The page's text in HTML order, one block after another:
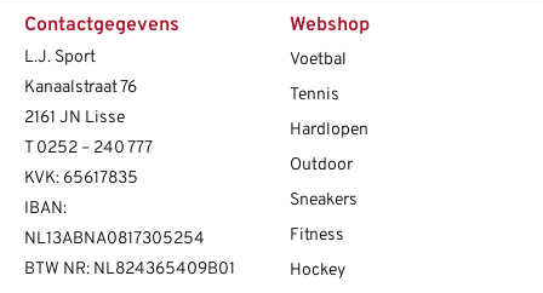
Contactgegevens
L.J. Sport
Kanaalstraat 76
2161 JN Lisse
T0252 – 240 777
KVK: 65617835
IBAN:
NL13ABNA0817305254
BTW NR: NL824365409B01
Webshop
Voetbal
Tennis
Hardlopen
Outdoor
Sneakers
Fitness
Hockey